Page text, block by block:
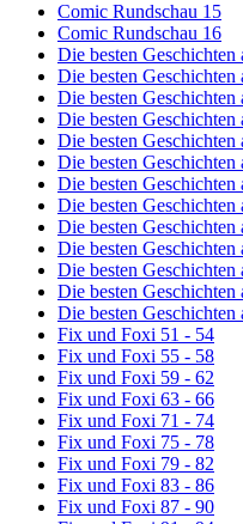
Comic Rundschau 15
Comic Rundschau 16
Die besten
Die besten
Die besten Geschichten
Die besten
Die besten
Die besten
Die besten
Die besten
Die besten
Die besten
Die besten
Die besten
Die besten
Fix und Foxi 51 - 54
Fix und Foxi 55 - 58
Fix und Foxi 59 - 62
Fix und Foxi 63 - 66
Fix und Foxi 71 - 74
Fix und Foxi 75 - 78
Fix und Foxi 79 - 82
Fix und Foxi 83 - 86
Fix und Foxi 87 - 90